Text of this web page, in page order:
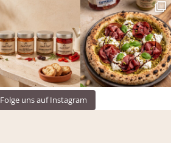
Folge uns auf Instagram